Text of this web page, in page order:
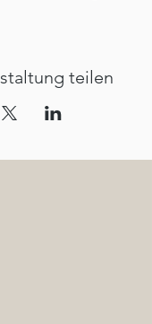
teilen